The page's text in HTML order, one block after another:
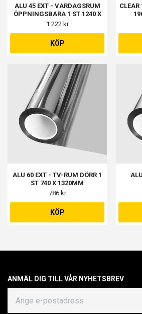
ALU 45 EXT - VARDAGSRUM
ÖPPNINGSBARA 1 ST 1240 X
1990MM
1 222 kr
KÖP
ALU 60 EXT - TV-RUM DÖRR 1
ST 740 X 1320MM
786 kr
KÖP
ANMÄL DIG TILL VÅR NYHETSBREV